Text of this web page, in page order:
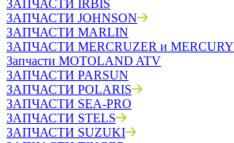
ЗАПЧАСТИ IRBIS
ЗАПЧАСТИ JOHNSON
ЗАПЧАСТИ MARLIN
ЗАПЧАСТИ MERCRUZER и MERCURY
Запчасти MOTOLAND ATV
ЗАПЧАСТИ PARSUN
ЗАПЧАСТИ POLARIS
ЗАПЧАСТИ SEA-PRO
ЗАПЧАСТИ STELS
ЗАПЧАСТИ SUZUKI